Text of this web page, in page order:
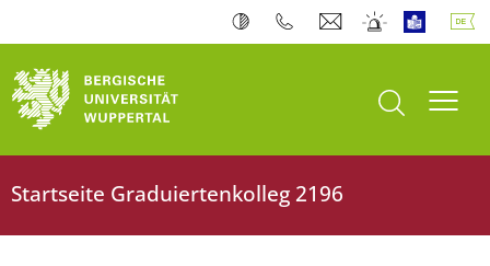
Suche öffnen
Startseite ‎Graduiertenkolleg 2196